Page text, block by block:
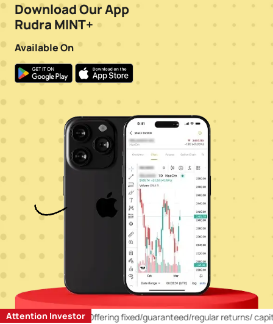
Download Our App
Rudra MINT+
Available On
Attention Investor
Investors: 1)Offering fixed/guaranteed/regular returns/ capital